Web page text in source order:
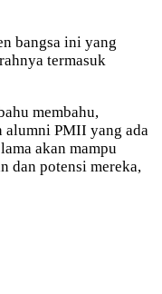
bangsa ini yang
termasuk
membahu,
alumni PMII yang ada
akan mampu
dan potensi mereka,